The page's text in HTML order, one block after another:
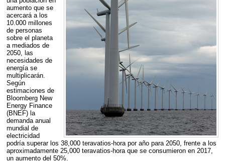
aumento que se
acercará a los
10.000 millones
de personas
sobre el planeta
a mediados de
2050, las
necesidades de
energía se
multiplicarán.
Según
estimaciones de
Bloomberg New
Energy Finance
(BNEF) la
demanda anual
mundial de
electricidad
podría superar los 38,000 teravatios-hora por año para 2050, frente a los
aproximadamente 25,000 teravatios-hora que se consumieron en 2017,
un aumento del 50%.